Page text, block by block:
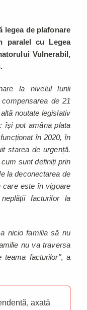
legea de plafonare
paralel cu Legea
Vulnerabil,
la nivelul lunii
de 21
noutate legislativ
își pot amâna plata
în 2020, în
starea de urgență.
sunt definiți prin
la deconectarea de
care este în vigoare
facturilor la
nicio familia să nu
nu va traversa
facturilor", a
axată